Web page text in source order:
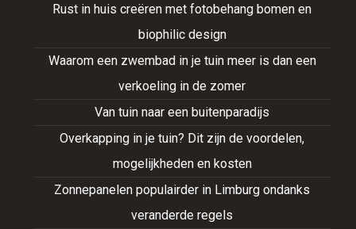
Rust in huis creëren met fotobehang bomen en
biophilic design
Waarom een zwembad in je tuin meer is dan een
verkoeling in de zomer
Van tuin naar een buitenparadijs
Overkapping in je tuin? Dit zijn de voordelen,
mogelijkheden en kosten
Zonnepanelen populairder in Limburg ondanks
veranderde regels